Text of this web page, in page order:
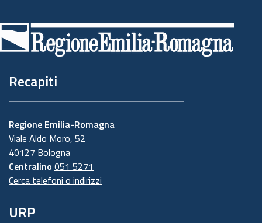
di
pagina
Recapiti
Regione Emilia-Romagna
Viale Aldo Moro, 52
40127 Bologna
Centralino 051 5271
Cerca telefoni o indirizzi
URP